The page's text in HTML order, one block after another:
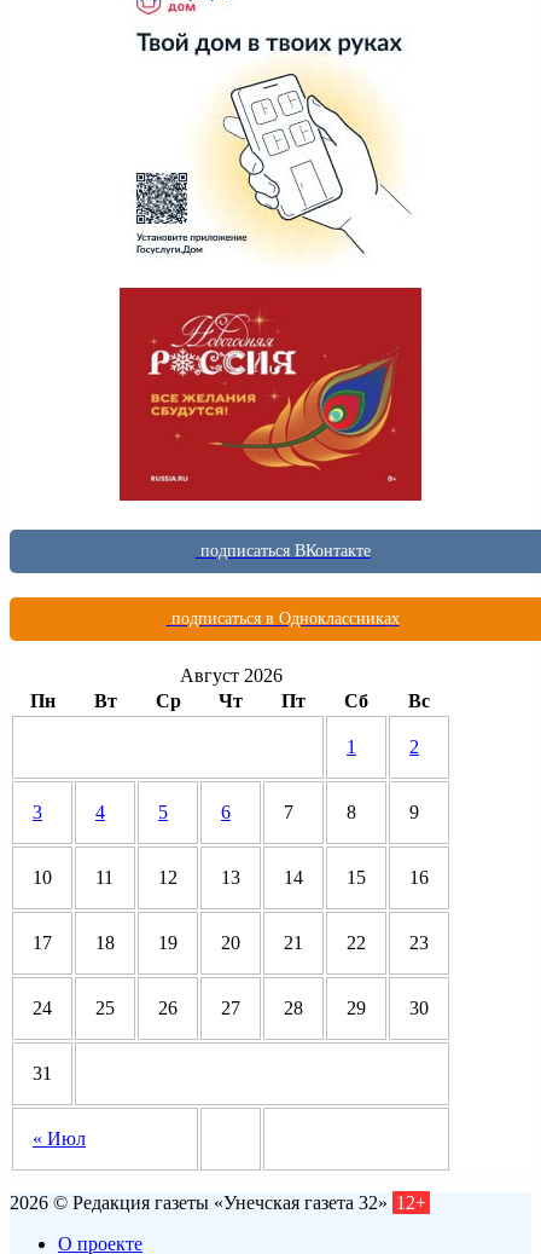
подписаться ВКонтакте
подписаться в Одноклассниках
Август 2026
Пн
Вт Ср Чт Пт Сб Вс
« Июл
1 2
3 4 5 6 7 8 9
10 11 12 13 14 15 16
17 18 19 20 21 22 23
24 25 26 27 28 29 30
31
2026 © Редакция газеты «Унечская газета 32» 12+
О проекте